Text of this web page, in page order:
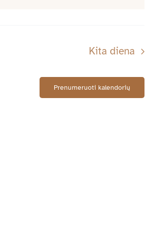
Kita diena
Prenumeruoti kalendorių